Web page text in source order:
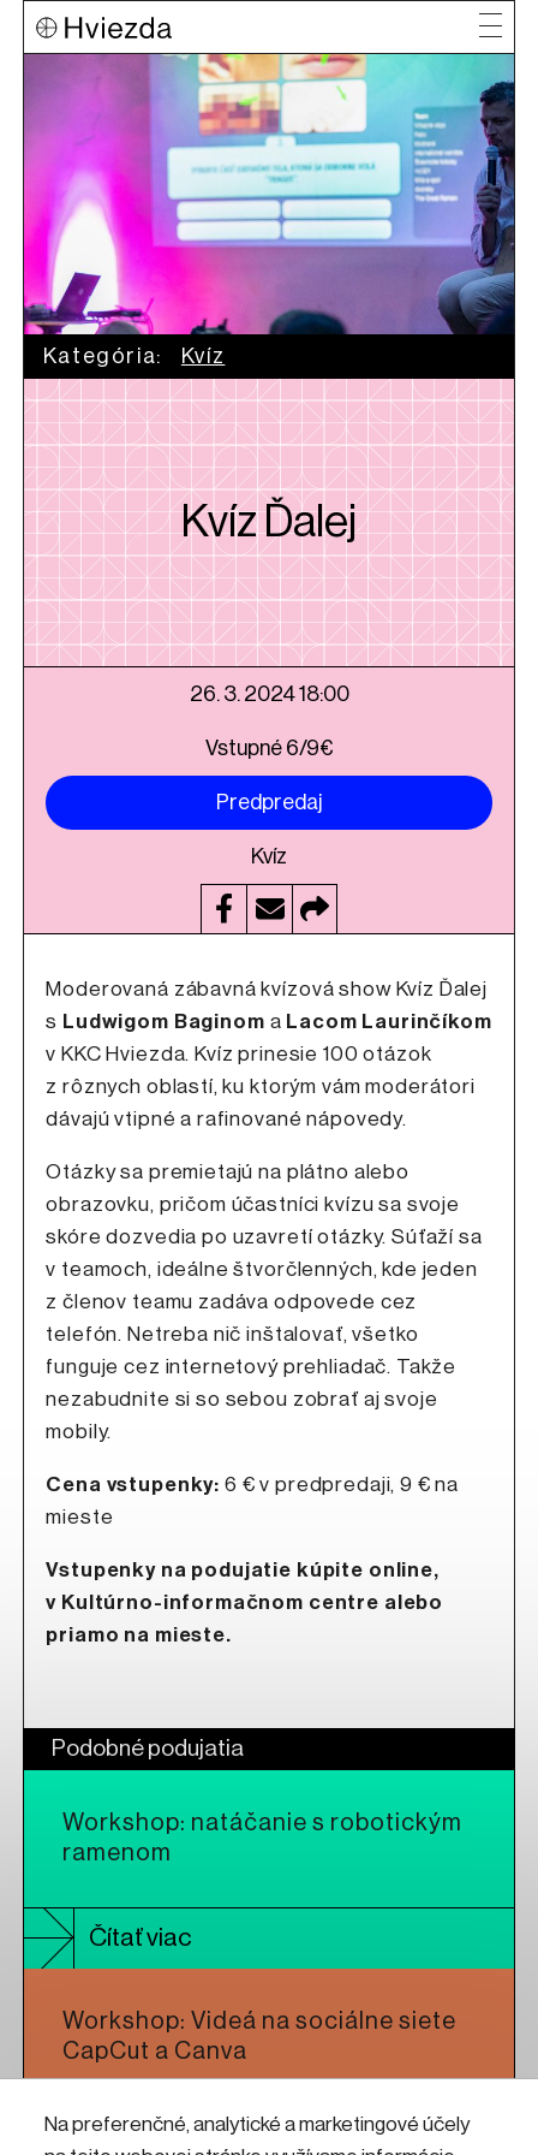
Na preferenčné, analytické a marketingové účely
Kategória: Kvíz
Kvíz Ďalej
26. 3. 2024 18:00
Vstupné 6/9€
Predpredaj
Kvíz
Moderovaná zábavná kvízová show Kvíz Ďalej
s Ludwigom Baginom a Lacom Laurinčíkom
v KKC Hviezda. Kvíz prinesie 100 otázok
z rôznych oblastí, ku ktorým vám moderátori
dávajú vtipné a rafinované nápovedy.
Otázky sa premietajú na plátno alebo
obrazovku, pričom účastníci kvízu sa svoje
skóre dozvedia po uzavretí otázky. Súťaží sa
v teamoch, ideálne štvorčlenných, kde jeden
z členov teamu zadáva odpovede cez
telefón. Netreba nič inštalovať, všetko
funguje cez internetový prehliadač. Takže
nezabudnite si so sebou zobrať aj svoje
mobily.
Cena vstupenky: 6 € v predpredaji, 9 € na
mieste
Vstupenky na podujatie kúpite online,
v Kultúrno-informačnom centre alebo
priamo na mieste.
Podobné podujatia
Workshop: natáčanie s robotickým
ramenom
Čítať viac
Workshop: Videá na sociálne siete
CapCut a Canva
Čítať viac